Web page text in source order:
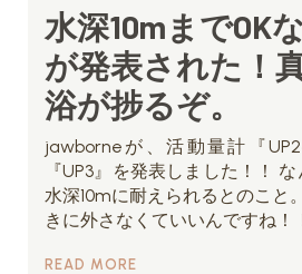
水深10mまでOK
が発表された！
浴が捗るぞ。
jawborneが、活動量計『
『UP3』を発表しました！！ な
水深10mに耐えられるとのこと
きに外さなくていいんですね！
READ MORE